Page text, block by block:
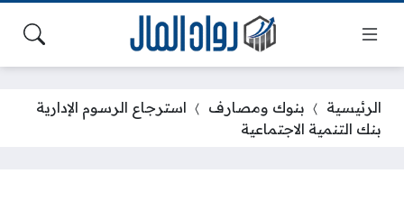
الرئيسية بنوك ومصارف
استرجاع الرسوم الإدارية
بنك التنمية الاجتماعية